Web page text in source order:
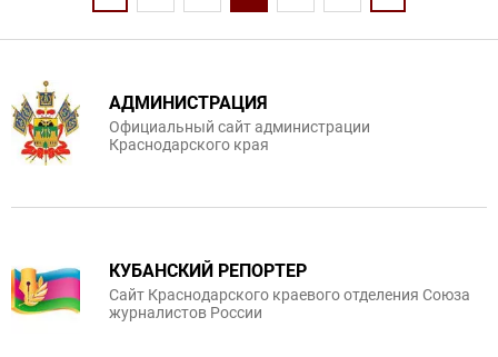
АДМИНИСТРАЦИЯ
Официальный сайт администрации
Краснодарского края
КУБАНСКИЙ РЕПОРТЕР
Сайт Краснодарского краевого отделения Союза
журналистов России